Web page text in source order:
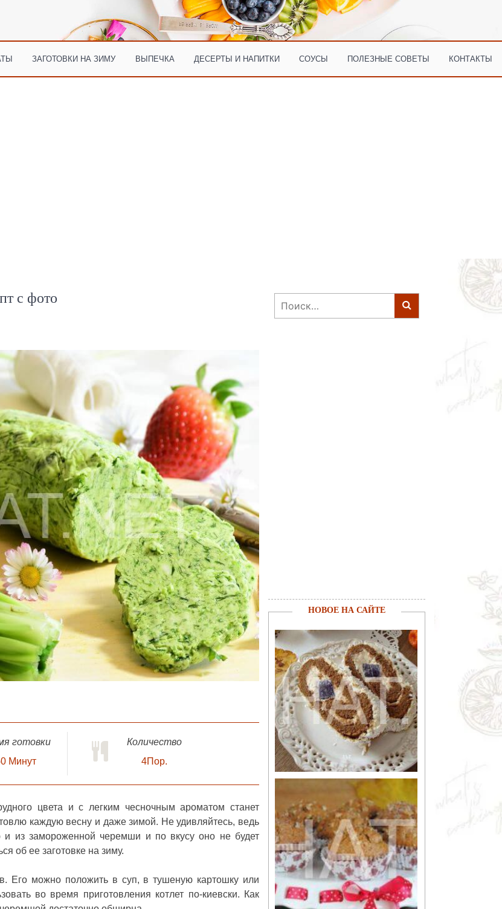
ЗАГОТОВКИ НА ЗИМУ ВЫПЕЧКА ДЕСЕРТЫ И НАПИТКИ СОУСЫ ПОЛЕЗНЫЕ СОВЕТЫ КОНТАКТЫ
с фото
готовки
Минут
Количество
4Пор.
цвета и с легким чесночным ароматом станет
каждую весну и даже зимой. Не удивляйтесь, ведь
из замороженной черемши и по вкусу оно не будет
об ее заготовке на зиму.
Его можно положить в суп, в тушеную картошку или
во время приготовления котлет по-киевски. Как
Найти:
НОВОЕ НА САЙТЕ